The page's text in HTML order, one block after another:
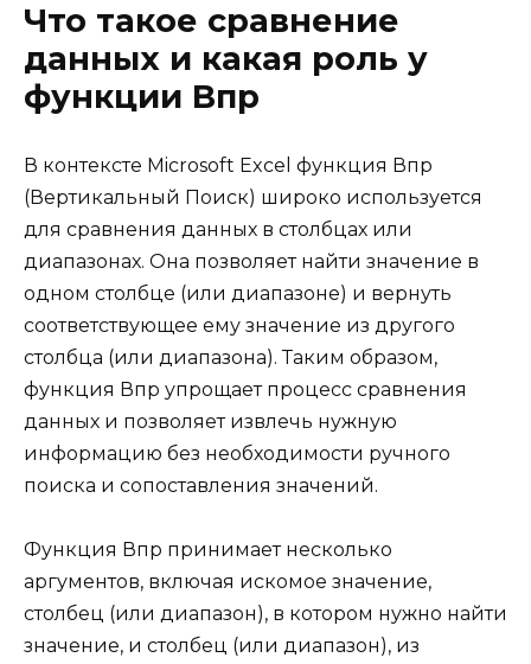
Что такое сравнение
данных и какая роль у
функции Впр
В контексте Microsoft Excel функция Впр
(Вертикальный Поиск) широко используется
для сравнения данных в столбцах или
диапазонах. Она позволяет найти значение в
одном столбце (или диапазоне) и вернуть
соответствующее ему значение из другого
столбца (или диапазона). Таким образом,
функция Впр упрощает процесс сравнения
данных и позволяет извлечь нужную
информацию без необходимости ручного
поиска и сопоставления значений.
Функция Впр принимает несколько
аргументов, включая искомое значение,
столбец (или диапазон), в котором нужно найти
значение, и столбец (или диапазон), из